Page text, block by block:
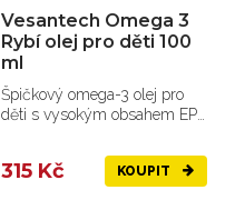
Vesantech Omega 3
Rybí olej pro děti 100
ml
Špičkový omega-3 olej pro
děti s vysokým obsahem EPA
315 Kč KOUPIT